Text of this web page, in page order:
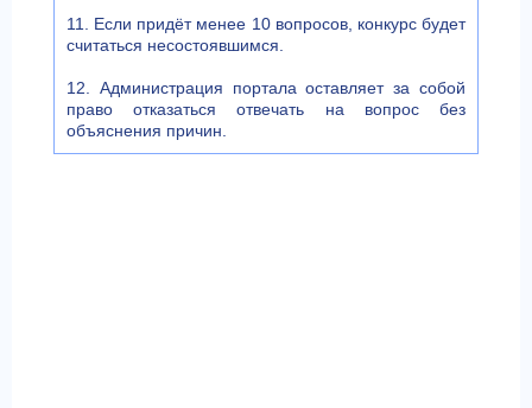
11. Если придёт менее 10 вопросов, конкурс будет
считаться несостоявшимся.
12. Администрация портала оставляет за собой
право отказаться отвечать на вопрос без
объяснения причин.